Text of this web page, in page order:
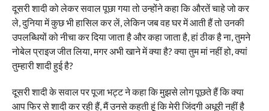
दूसरी शादी को लेकर सवाल पूछा गया तो उन्होंने कहा कि औरतें चाहे जो कर
ले, दुनिया में कुछ भी हासिल कर लें, लेकिन जब वह घर में आती हैं तो उनकी
उपलब्धियों को नीचा कर दिया जाता है और कहा जाता है, हां ठीक है ना, तुमने
नोबेल प्राइज जीत लिया, मगर अभी खाने में क्या है? क्या तुम मां नहीं हो, क्यां
तुम्हारी शादी हुई है?
दूसरी शादी के सवाल पर पूजा भट्ट ने कहा कि मुझसे लोग पूछते हैं कि क्या
आप फिर से शादी कर रही हैं, मैं उनसे कहती हूं कि मेरी जिंदगी अधूरी नहीं है